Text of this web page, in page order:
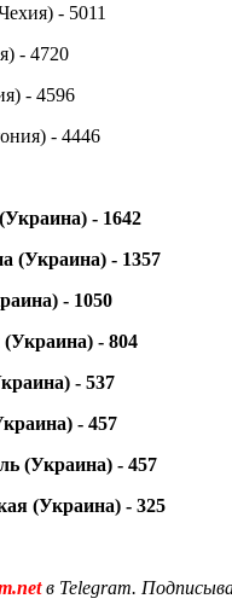
- 5011
- 4720
- 4596
- 4446
- 1642
(Украина) - 1357
- 1050
- 804
- 537
- 457
(Украина) - 457
(Украина) - 325
в Telegram.